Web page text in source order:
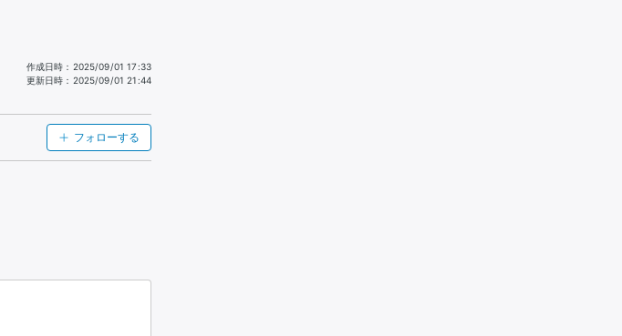
作成日時 ： 2025/09/01 17:33
更新日時 ： 2025/09/01 21:44
フォローする